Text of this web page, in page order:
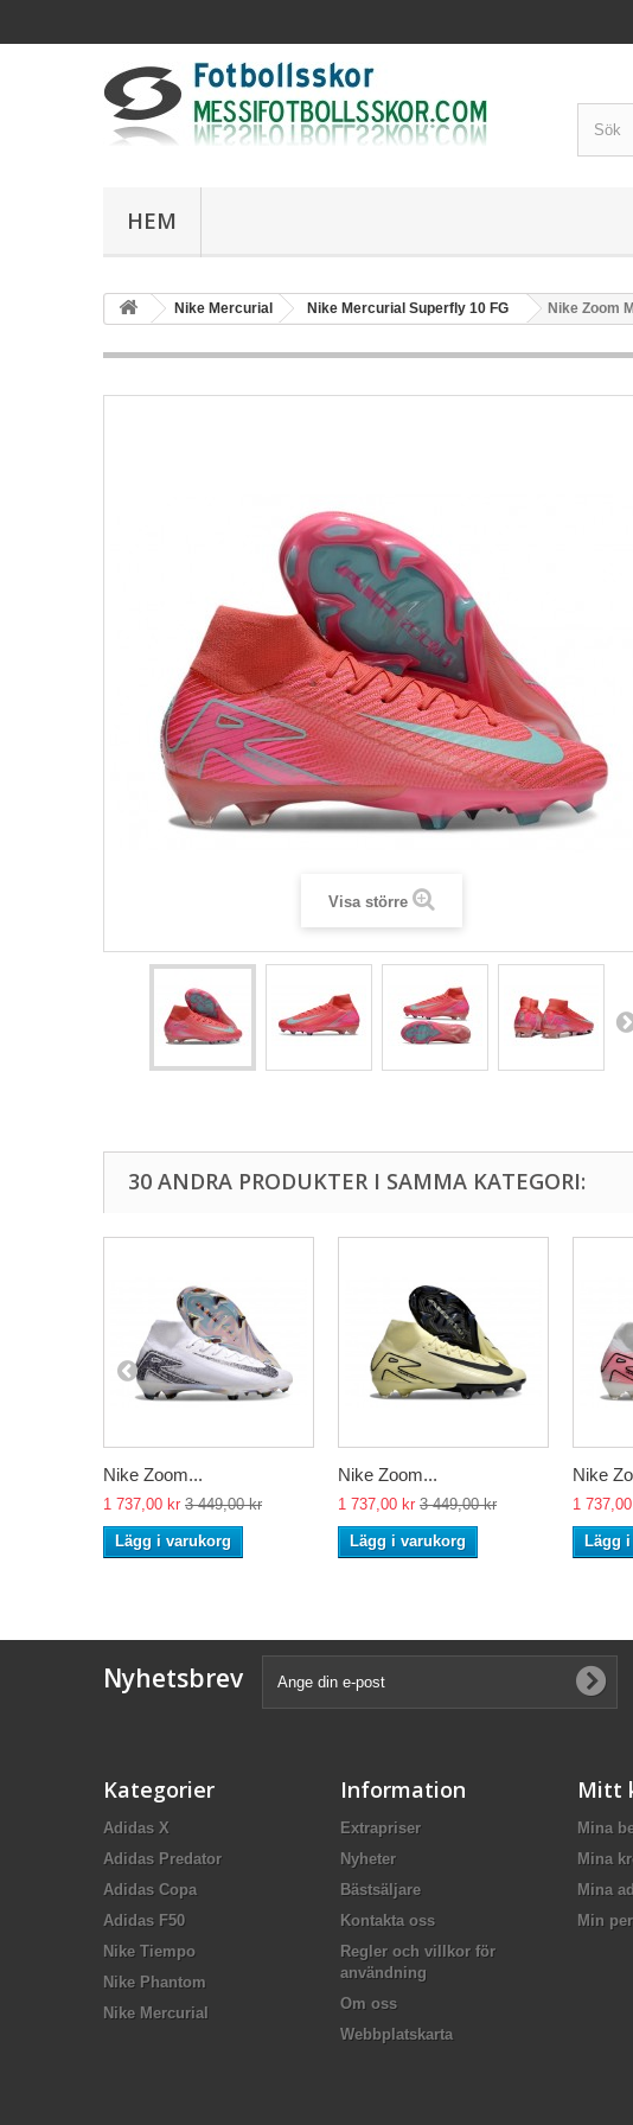
HEM
Nike Mercurial Nike Mercurial Superfly 10 FG Nike Zoom
Visa större
30 ANDRA PRODUKTER I SAMMA KATEGORI:
Nike Zoom...
1 737,00 kr 3 449,00 kr
Lägg i varukorg
Nike Zoom...
1 737,00 kr 3 449,00 kr
Lägg i varukorg
Nike
1
Lägg
Nyhetsbrev
Kategorier
Adidas X
Adidas Predator
Adidas Copa
Adidas F50
Nike Tiempo
Nike Phantom
Nike Mercurial
Information
Extrapriser
Nyheter
Bästsäljare
Kontakta oss
Regler och villkor för
användning
Om oss
Webbplatskarta
Mitt
Mina
Mina
Mina
Min